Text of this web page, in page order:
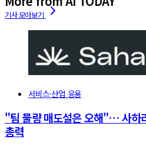
서비스·산업 응용
"팀 물량 매도설은 오해"… 사하
총력